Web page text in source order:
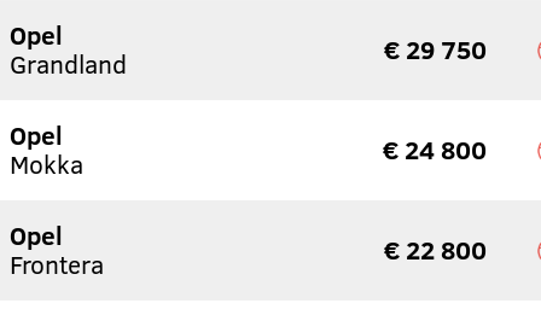
Opel
Grandland
€ 29 750
Opel
Mokka
€ 24 800
Opel
Frontera
€ 22 800